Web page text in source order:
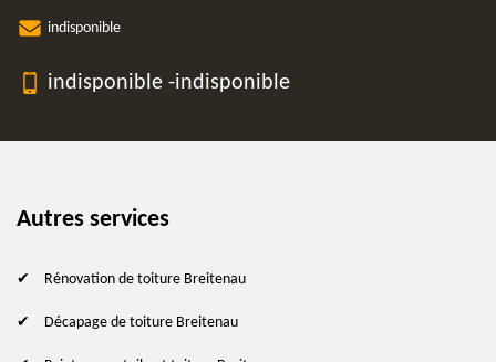
indisponible
indisponible -indisponible
Autres services
Rénovation de toiture Breitenau
Décapage de toiture Breitenau